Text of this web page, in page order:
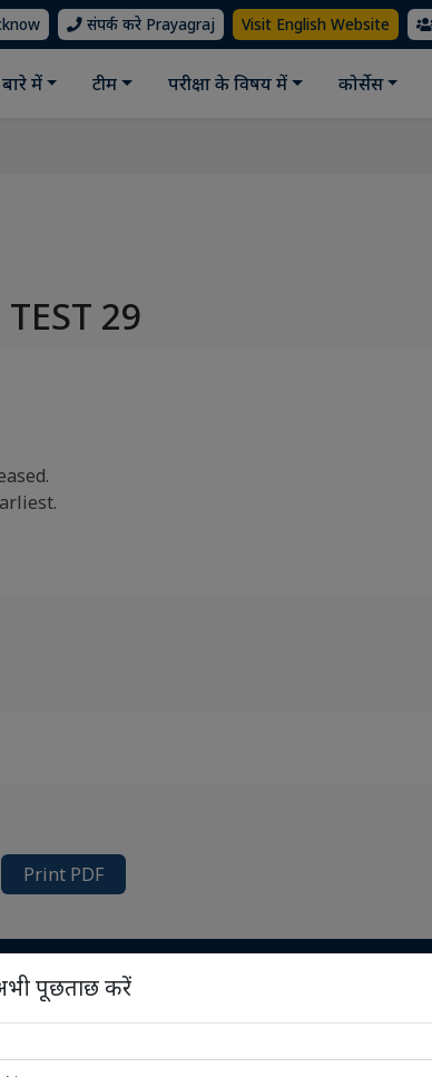
संपर्क करे Prayagraj Visit English Website
में टीम परीक्षा के विषय में कोर्सेस
29
Print PDF
पूछताछ करें